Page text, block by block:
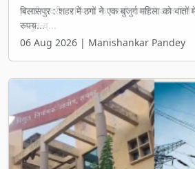
बिलासपुर : शहर में ठगों ने एक बुजुर्ग महिला को
रुपय...
06 Aug 2026 | Manishankar Pandey